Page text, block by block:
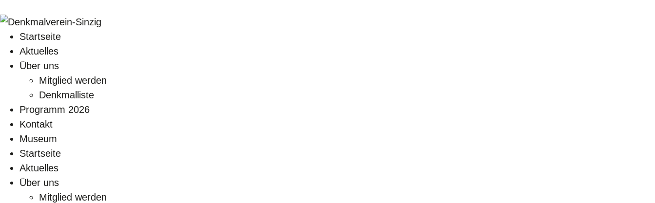
Startseite
Aktuelles
Über uns
Mitglied werden
Denkmalliste
Programm 2026
Kontakt
Museum
Startseite
Aktuelles
Über uns
Mitglied werden